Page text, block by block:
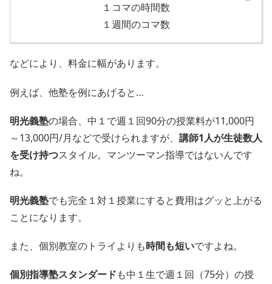
１コマの時間数
１週間のコマ数
などにより、料金に幅があります。
例えば、他塾を例にあげると…
明光義塾の場合、中１で週１回90分の授業料が11,000円
～13,000円/月などで受けられますが、 講師1人が生徒数人
を受け持つスタイル。マンツーマン指導ではないんです
ね。
明光義塾でも完全１対１授業にすると費用はグッと上がる
ことになります。
また、個別教室のトライよりも時間も短いですよね。
個別指導塾スタンダードも中１生で週１回（75分）の授